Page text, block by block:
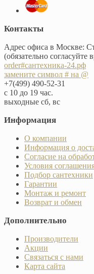
Контакты
Адрес офиса в Москве:
(обязательно согласуйте
order#сантехника-24.рф
замените символ # на @
+7(499) 490-52-31
с 10 до 19 час.
выходные сб, вс
Информация
О компании
Информация о
Согласие на
Условия
Подбор сантехники
Гарантии
Монтаж и ремонт
Возврат и обмен
Дополнительно
Производители
Акции
Связаться с нами
Карта сайта